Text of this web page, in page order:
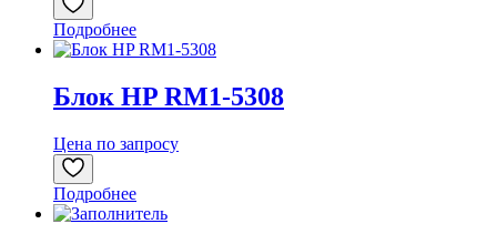
Подробнее
Блок HP RM1-5308
Цена по запросу
Подробнее